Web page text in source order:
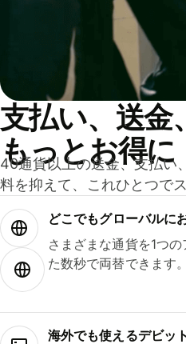
支払い、送金
もっとお得に
40通貨以上の送金、支払い
料を抑えて、これひとつでス
どこでもグ⁠ロ⁠ー⁠バ⁠ルに
さまざまな通貨を1つ
た数秒で両替できます。
海外でも使えるデビッ